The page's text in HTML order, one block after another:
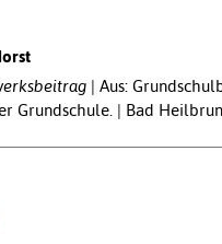
Aus:
Grundschule. | Bad